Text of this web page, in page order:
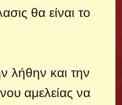
θα είναι το
λήθην και την
αμελείας να